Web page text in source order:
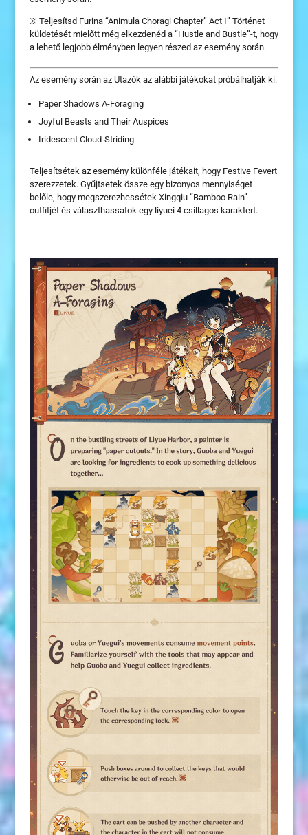
※ Teljesítsd Furina “Animula Choragi Chapter” Act I” Történet
küldetését mielőtt még elkezdenéd a “Hustle and Bustle”-t, hogy
a lehető legjobb élményben legyen részed az esemény során.
Az esemény során az Utazók az alábbi játékokat próbálhatják ki:
Paper Shadows A-Foraging
Joyful Beasts and Their Auspices
Iridescent Cloud-Striding
Teljesítsétek az esemény különféle játékait, hogy Festive Fevert
szerezzetek. Gyűjtsetek össze egy bizonyos mennyiséget
belőle, hogy megszerezhessétek Xingqiu “Bamboo Rain”
outfitjét és választhassatok egy liyuei 4 csillagos karaktert.